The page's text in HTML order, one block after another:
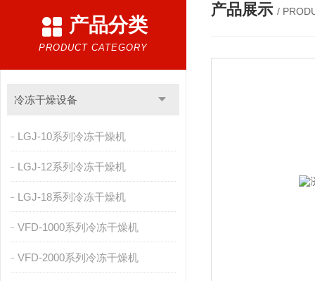
产品分类
PRODUCT CATEGORY
冷冻干燥设备
LGJ-10系列冷冻干燥机
LGJ-12系列冷冻干燥机
LGJ-18系列冷冻干燥机
VFD-1000系列冷冻干燥机
VFD-2000系列冷冻干燥机
产品展示 /